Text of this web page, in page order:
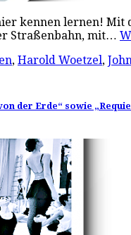
kennen lernen!
Straßenbahn, mit…
, Harold Woetzel,
der Erde“ sowie